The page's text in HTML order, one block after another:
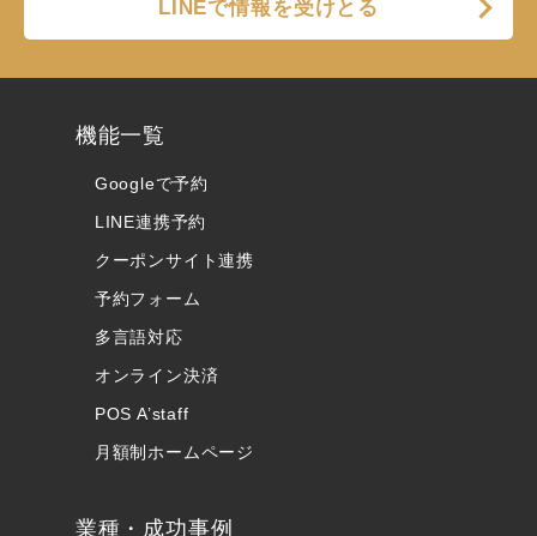
LINEで情報を受けとる
機能一覧
Googleで予約
LINE連携予約
クーポンサイト連携
予約フォーム
多言語対応
オンライン決済
POS A’staff
月額制ホームページ
業種・成功事例